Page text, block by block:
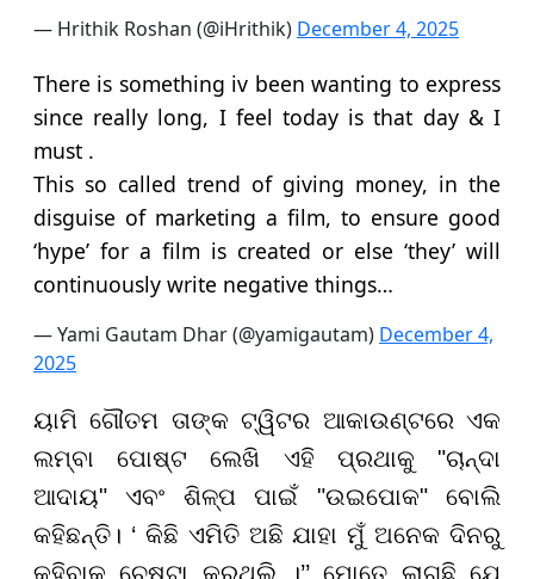
— Hrithik Roshan (@iHrithik) December 4, 2025
There is something iv been wanting to express
since really long, I feel today is that day & I
must .
This so called trend of giving money, in the
disguise of marketing a film, to ensure good
‘hype’ for a film is created or else ‘they’ will
continuously write negative things…
— Yami Gautam Dhar (@yamigautam) December 4,
2025
ୟାମି ଗୌତମ ତାଙ୍କ ଟ୍ୱିଟର ଆକାଉଣ୍ଟରେ ଏକ
ଲମ୍ବା ପୋଷ୍ଟ ଲେଖି ଏହି ପ୍ରଥାକୁ "ଚାନ୍ଦା
ଆଦାୟ" ଏବଂ ଶିଳ୍ପ ପାଇଁ "ଉଇପୋକ" ବୋଲି
କହିଛନ୍ତି। ‘ କିଛି ଏମିତି ଅଛି ଯାହା ମୁଁ ଅନେକ ଦିନରୁ
କହିବାକୁ ଚେଷ୍ଟା କରୁଥିଲି ।’’ ମୋତେ ଲାଗୁଛି ଯେ